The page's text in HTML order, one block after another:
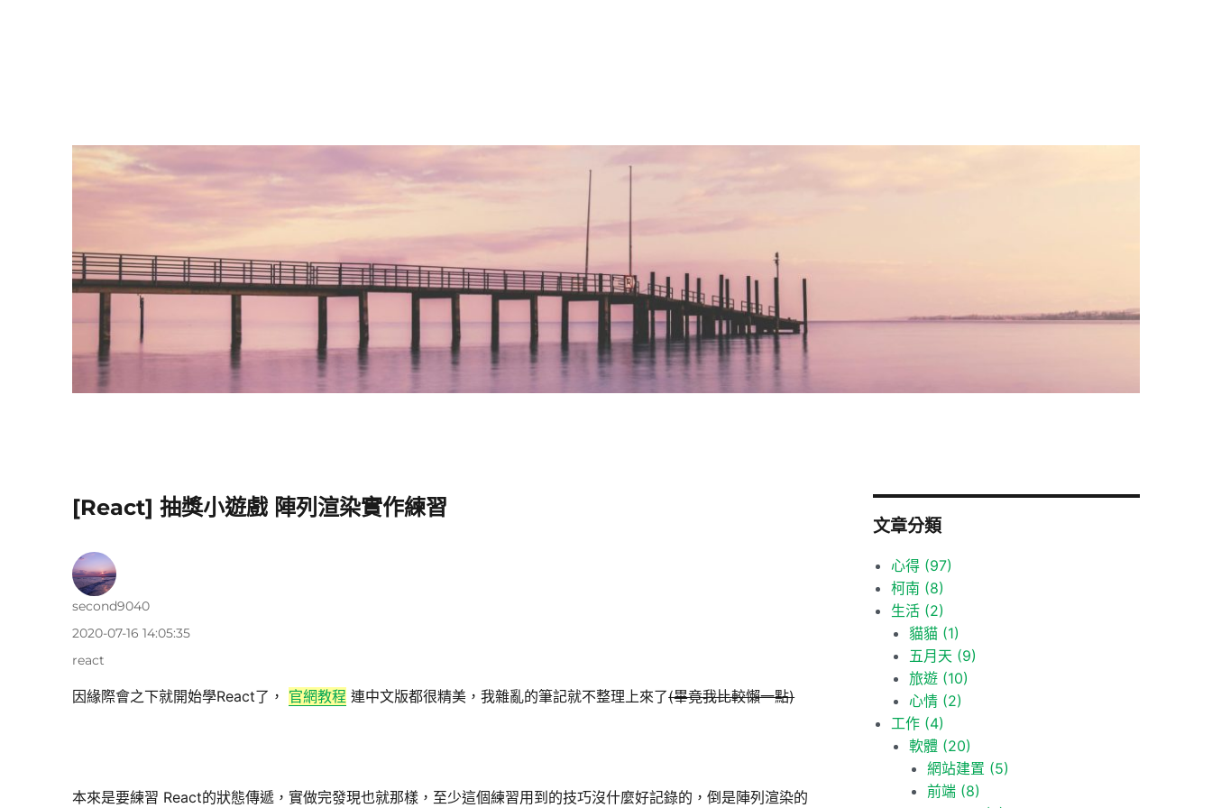
[React] 抽獎小遊戲 陣列渲染實作練習
因緣際會之下就開始學React了， 官網教程 連中文版都很精美，我雜亂的筆記就不整理上來了(畢竟我比較懶一點)
本來是要練習 React的狀態傳遞，實做完發現也就那樣，至少這個練習用到的技巧沒什麼好記錄的，倒是陣列渲染的
作
者
second9040
發
期:
2020-07-16 14:05:35
分
react
文章分類
心得 (97)
柯南 (8)
生活 (2)
貓貓 (1)
五月天 (9)
旅遊 (10)
心情 (2)
工作 (4)
軟體 (20)
網站建置 (5)
前端 (8)